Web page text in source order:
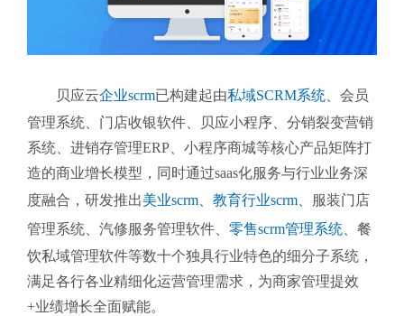
贝应云企业scrm已构建起由私域SCRM系统 、会员
管理系统、门店收银软件、贝应小程序、分销裂变营销
系统、进销存管理ERP、小程序商城等核心产品矩阵打
造的商业增长模型，同时通过saas化服务与行业业务深
度融合，研发推出美业scrm 教育行业scrm 、服装门店
管理系统、汽修服务管理软件、 零售scrm管理系统 、餐
饮私域管理软件等数十个独具行业特色的细分子系统，
满足各行各业精细化运营管理需求，为商家管理提效
+业绩增长全面赋能。